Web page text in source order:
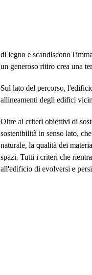
di legno e scandiscono
un generoso ritiro crea una
Sul lato del percorso,
allineamenti degli edifici
Oltre ai criteri obiettivi di
sostenibilità in senso lato,
naturale, la qualità dei
spazi. Tutti i criteri che
all'edificio di evolversi e